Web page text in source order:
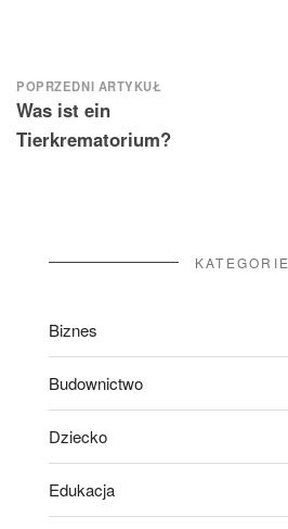
Nawigacja
wpisu
POPRZEDNI ARTYKUŁ
Was ist ein
Tierkrematorium?
KATEGORIE
Biznes
Budownictwo
Dziecko
Edukacja